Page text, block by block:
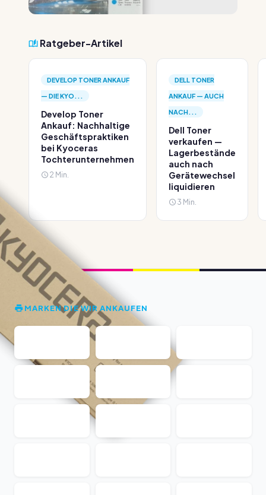
Ratgeber-Artikel
DEVELOP TONER ANKAUF
— DIE KYO...
Develop Toner
Ankauf: Nachhaltige
Geschäftspraktiken
bei Kyoceras
Tochterunternehmen
2 Min.
DELL TONER
ANKAUF — AUCH
NACH...
Dell Toner
verkaufen —
Lagerbestände
auch nach
Gerätewechsel
liquidieren
3 Min.
MARKEN DIE WIR ANKAUFEN